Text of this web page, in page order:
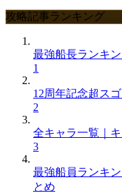
攻略記事ランキング
最強船長ランキ
1
12周年記念超ス
2
全キャラ一覧｜
3
最強船員ランキ
とめ